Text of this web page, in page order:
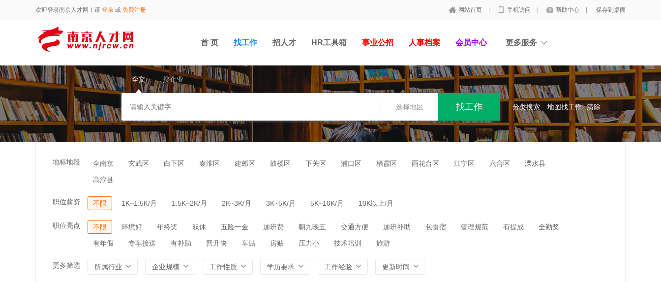
欢迎登录南京人才网！请 登录 或 免费注册 网站首页 手机访问 帮助中心 保存到桌面
首 页 找工作 招人才 HR工具箱 事业公招 人事档案 会员中心 更多服务
全文 搜企业
选择地区 分类搜索 地图找工作 清除
地标地段 全南京 玄武区 白下区 秦淮区 建邺区 鼓楼区 下关区 浦口区 栖霞区 雨花台区 江宁区 六合区 溧水县
高淳县
职位薪资 不限 1K~1.5K/月 1.5K~2K/月 2K~3K/月 3K~5K/月 5K~10K/月 10K以上/月
职位亮点 不限 环境好 年终奖 双休 五险一金 加班费 朝九晚五 交通方便 加班补助 包食宿 管理规范 有提成 全勤奖
有年假 专车接送 有补助 晋升快 车贴 房贴 压力小 技术培训 旅游
更多筛选 所属行业 企业规模 工作性质 学历要求 工作经验 更新时间